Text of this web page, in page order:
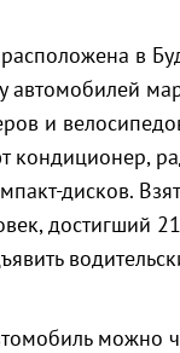
в
автомобилей
и
кондиционер,
дисков.
достигший
можно